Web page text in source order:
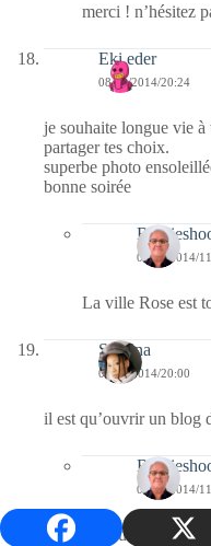
merci ! n’hésitez
Eki eder
08/10/2014/20:24
je souhaite longue vie
partager tes choix.
superbe photo
bonne soirée
09/10/2014/
La ville Rose est
Sabrina
08/10/2014/20:00
il est qu’ouvrir un blog
09/10/2014/
absolument et